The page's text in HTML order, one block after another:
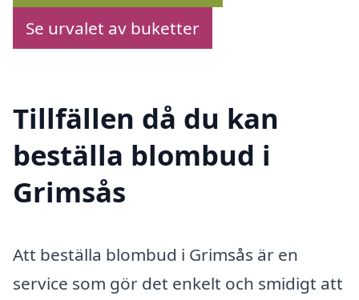
Se urvalet av buketter
Tillfällen då du kan
beställa blombud i
Grimsås
Att beställa blombud i Grimsås är en
service som gör det enkelt och smidigt att